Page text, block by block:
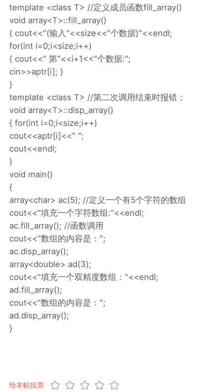
template <class T> //定义成员函数fill_array()
void array<T>::fill_array()
{ cout<<"(输入"<<size<<"个数据)"<<endl;
for(int i=0;i<size;i++)
{ cout<<" 第"<<i+1<<"个数据:";
cin>>aptr[i]; }
}
template <class T> //第二次调用结束时报错；
void array<T>::disp_array()
{ for(int i=0;i<size;i++)
cout<<aptr[i]<<" ";
cout<<endl;
}
void main()
{
array<char> ac(5); //定义一个有5个字符的数组
cout<<"填充一个字符数组:"<<endl;
ac.fill_array(); //函数调用
cout<<"数组的内容是：";
ac.disp_array();
array<double> ad(3);
cout<<"填充一个双精度数组："<<endl;
ad.fill_array();
cout<<"数组的内容是：";
ad.disp_array();
}
给本帖投票